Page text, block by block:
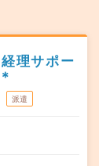
理サポー
派遣